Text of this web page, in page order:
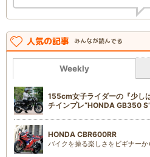
人気の記事 みんなが読んでる
Weekly
155cm女子ライダーの『少し
チインプレ“HONDA GB350
HONDA CBR600RR
バイクを操る楽しさをビギナー